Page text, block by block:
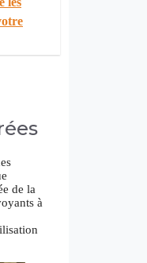
de la
à